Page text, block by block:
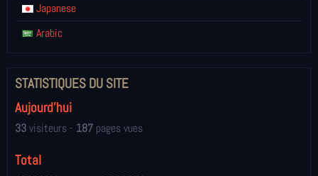
Japanese
Arabic
STATISTIQUES DU SITE
Aujourd'hui
33visiteurs - 187 pages vues
Total